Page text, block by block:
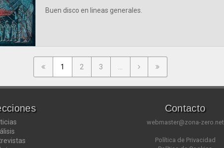
Buen disco en lineas generales.
1 2 3
Contacto
webmaster@zona-zero.net
Política de Privacidad